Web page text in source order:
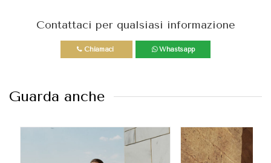
Contattaci per qualsiasi informazione
Chiamaci Whastsapp
Guarda anche